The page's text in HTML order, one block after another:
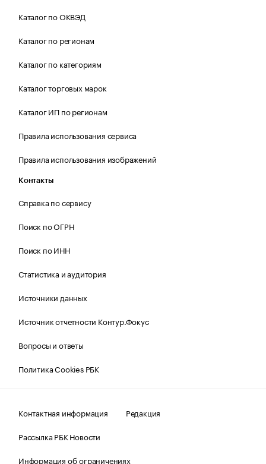
Каталог по ОКВЭД
Каталог по регионам
Каталог по категориям
Каталог торговых марок
Каталог ИП по регионам
Правила использования сервиса
Правила использования изображений
Контакты
Справка по сервису
Поиск по ОГРН
Поиск по ИНН
Статистика и аудитория
Источники данных
Источник отчетности Контур.Фокус
Вопросы и ответы
Политика Cookies РБК
Контактная информация
Редакция
Рассылка РБК Новости
Информация об ограничениях